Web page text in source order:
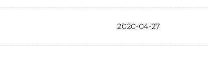
2020-04-27